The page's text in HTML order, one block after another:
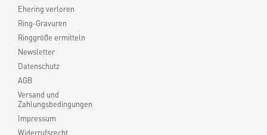
Ehering verloren
Ring-Gravuren
Ringgröße ermitteln
Newsletter
Datenschutz
AGB
Versand und
Zahlungsbedingungen
Impressum
Widerrufsrecht